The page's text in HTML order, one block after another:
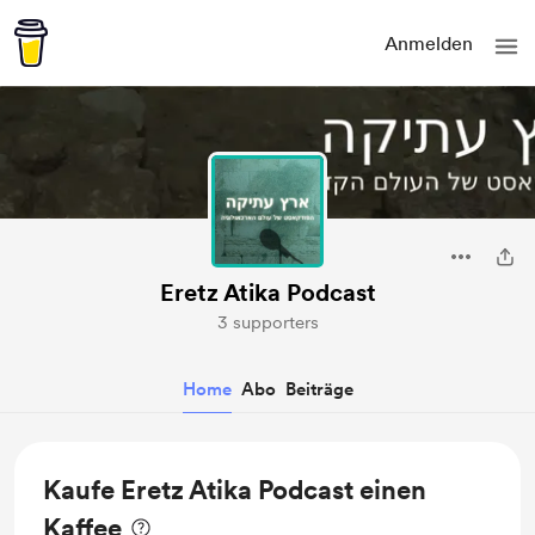
Anmelden
Eretz Atika Podcast
3 supporters
Home Abo Beiträge
Kaufe Eretz Atika Podcast einen
Kaffee